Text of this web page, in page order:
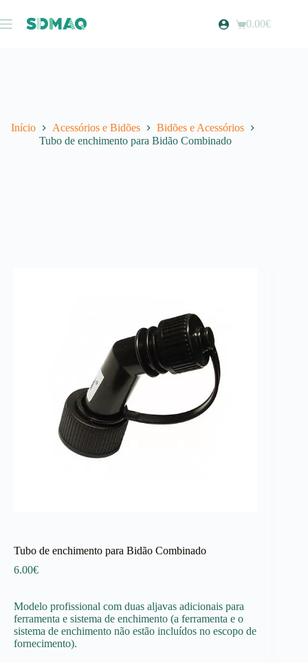
para
o
Carrinho
0.00€
Início Acessórios e Bidões
Bidões e Acessórios
Tubo de enchimento para Bidão Combinado
Tubo de enchimento para Bidão Combinado
6.00€
Modelo profissional com duas aljavas adicionais para
ferramenta e sistema de enchimento (a ferramenta e o
sistema de enchimento não estão incluídos no escopo de
fornecimento).